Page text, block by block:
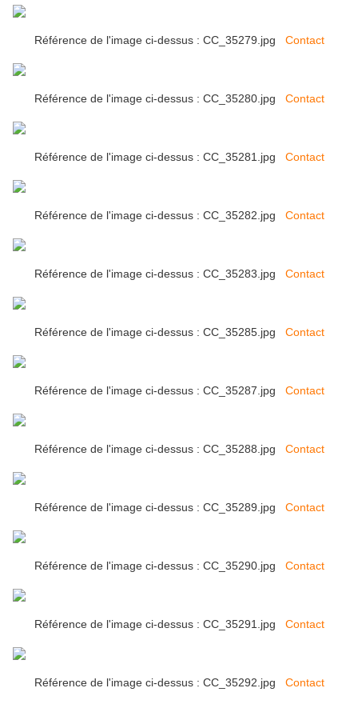
Référence de l'image ci-dessus : CC_35279.jpg Contact
Référence de l'image ci-dessus : CC_35280.jpg Contact
Référence de l'image ci-dessus : CC_35281.jpg Contact
Référence de l'image ci-dessus : CC_35282.jpg Contact
Référence de l'image ci-dessus : CC_35283.jpg Contact
Référence de l'image ci-dessus : CC_35285.jpg Contact
Référence de l'image ci-dessus : CC_35287.jpg Contact
Référence de l'image ci-dessus : CC_35288.jpg Contact
Référence de l'image ci-dessus : CC_35289.jpg Contact
Référence de l'image ci-dessus : CC_35290.jpg Contact
Référence de l'image ci-dessus : CC_35291.jpg Contact
Référence de l'image ci-dessus : CC_35292.jpg Contact